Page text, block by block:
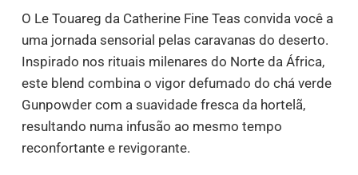
O Le Touareg da Catherine Fine Teas convida você a
uma jornada sensorial pelas caravanas do deserto.
Inspirado nos rituais milenares do Norte da África,
este blend combina o vigor defumado do chá verde
Gunpowder com a suavidade fresca da hortelã,
resultando numa infusão ao mesmo tempo
reconfortante e revigorante.